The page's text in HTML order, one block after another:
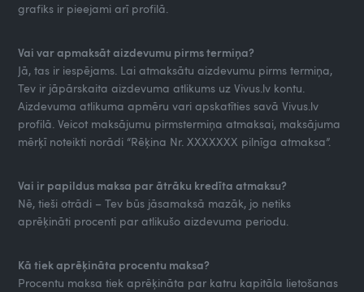
grafiks ir pieejami arī profilā.
Vai var apmaksāt aizdevumu pirms termiņa?
Jā, tas ir iespējams. Lai atmaksātu aizdevumu pirms termiņa,
Tev ir jāpārskaita aizdevuma atlikums uz Vivus.lv kontu.
Aizdevuma atlikuma apmēru vari apskatīties savā Vivus.lv
profilā. Veicot maksājumu pirmstermiņa atmaksai, maksājuma
mērķī noteikti norādi “Rēķina Nr. XXXXXXX pilnīga atmaksa”.
Vai ir papildus maksa par ātrāku kredīta atmaksu?
Nē, tieši otrādi – Tev būs jāsamaksā mazāk, jo netiks
aprēķināti procenti par atlikušo aizdevuma periodu.
Kā tiek aprēķināta procentu maksa?
Procentu maksa tiek aprēķināta par katru kapitāla lietošanas